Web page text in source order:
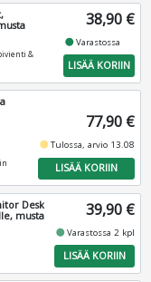
&
38,90 €
fiber_manual_recordVarastossa
LISÄÄ KORIIN
77,90 €
fiber_manual_recordTulossa, arvio 13.08
LISÄÄ KORIIN
Desk
musta
39,90 €
fiber_manual_recordVarastossa 2 kpl
LISÄÄ KORIIN